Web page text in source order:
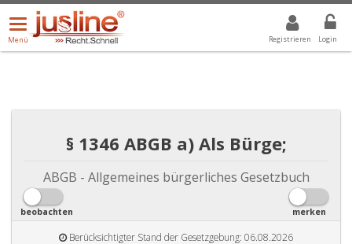
Registrieren Login
Menü
öffnen/schließen
Menü
ALLE DROPDOWN: GEWÄHLTER WERT IST ALLE
§ 1346 ABGB a) Als Bürge;
ABGB - Allgemeines bürgerliches Gesetzbuch
beobachten merken
Berücksichtigter Stand der Gesetzgebung: 06.08.2026